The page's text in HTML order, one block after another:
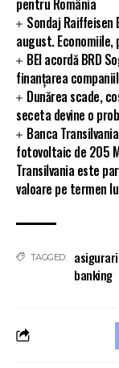
pentru România
Sondaj
august.
BEI acordă BRD
finanțarea
Dunărea scade,
seceta devine o
Banca
fotovoltaic de 205
Transilvania este
valoare pe termen
TAGGED: asigurari
banking